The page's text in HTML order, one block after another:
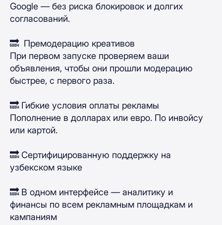
Google — без риска блокировок и долгих
согласований.
🔜 Премодерацию креативов
При первом запуске проверяем ваши
объявления, чтобы они прошли модерацию
быстрее, с первого раза.
🔜 Гибкие условия оплаты рекламы
Пополнение в долларах или евро. По инвойсу
или картой.
🔜 Сертифицированную поддержку на
узбекском языке
🔜 В одном интерфейсе — аналитику и
финансы по всем рекламным площадкам и
кампаниям